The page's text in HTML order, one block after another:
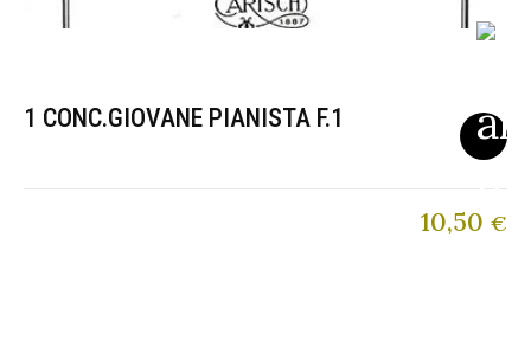
1 CONC.GIOVANE PIANISTA F.1
10,50 €